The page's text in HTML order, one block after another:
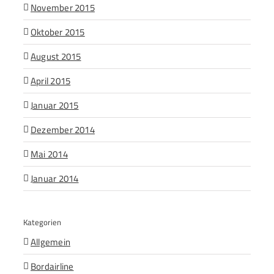
November 2015
Oktober 2015
August 2015
April 2015
Januar 2015
Dezember 2014
Mai 2014
Januar 2014
Kategorien
Allgemein
Bordairline